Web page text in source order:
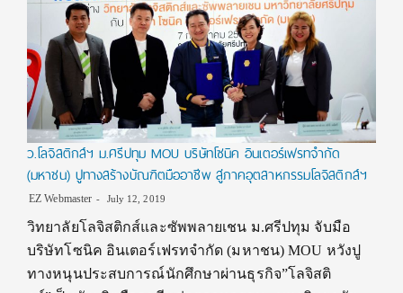
ว.โลจิสติกส์ฯ ม.ศรีปทุม MOU บริษัทโซนิค อินเตอร์เฟรทจำกัด
(มหาชน) ปูทางสร้างบัณฑิตมืออาชีพ สู่ภาคอุตสาหกรรมโลจิสติกส์ฯ
EZ Webmaster July 12, 2019
วิทยาลัยโลจิสติกส์และซัพพลายเชน ม.ศรีปทุม จับมือ
บริษัทโซนิค อินเตอร์เฟรทจำกัด (มหาชน) MOU หวังปู
ทางหนุนประสบการณ์นักศึกษาผ่านธุรกิจ”โลจิสติ